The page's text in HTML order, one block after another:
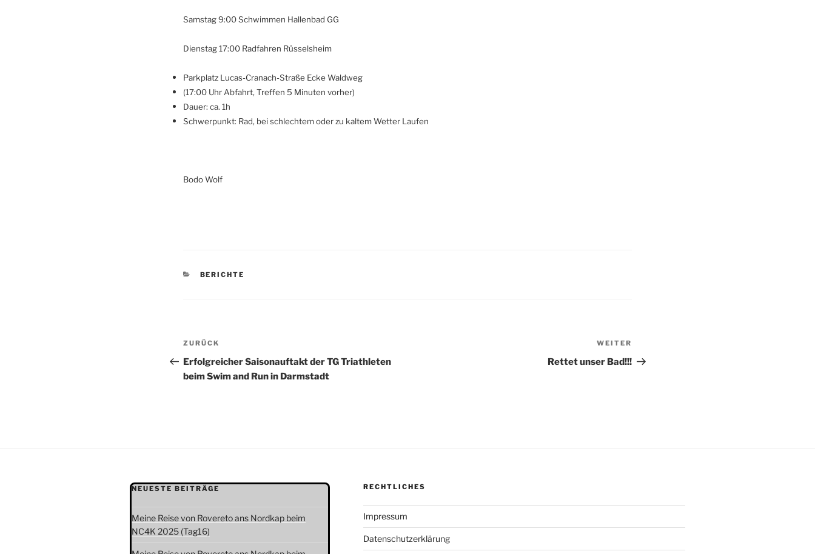
Samstag 9:00 Schwimmen Hallenbad GG
Dienstag 17:00 Radfahren Rüsselsheim
Parkplatz Lucas-Cranach-Straße Ecke Waldweg
(17:00 Uhr Abfahrt, Treffen 5 Minuten vorher)
Dauer: ca. 1h
Schwerpunkt: Rad, bei schlechtem oder zu kaltem Wetter Laufen
Bodo Wolf
KATEGORIEN
BERICHTE
Beitragsnavigation
Vorheriger
Beitrag
ZURÜCK
Erfolgreicher Saisonauftakt der TG Triathleten
beim Swim and Run in Darmstadt
Beitrag
WEITER
Rettet unser Bad!!!
NEUESTE BEITRÄGE
Meine Reise von Rovereto ans Nordkap beim
NC4K 2025 (Tag16)
RECHTLICHES
Impressum
Datenschutzerklärung